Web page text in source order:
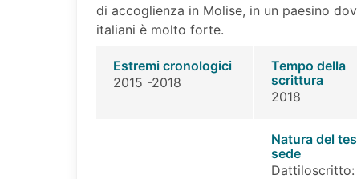
di accoglienza in Molise, in un paesino
italiani è molto forte.
Estremi cronologici
2015 -2018
Tempo della
scrittura
2018
Natura del
sede
Dattiloscritto: